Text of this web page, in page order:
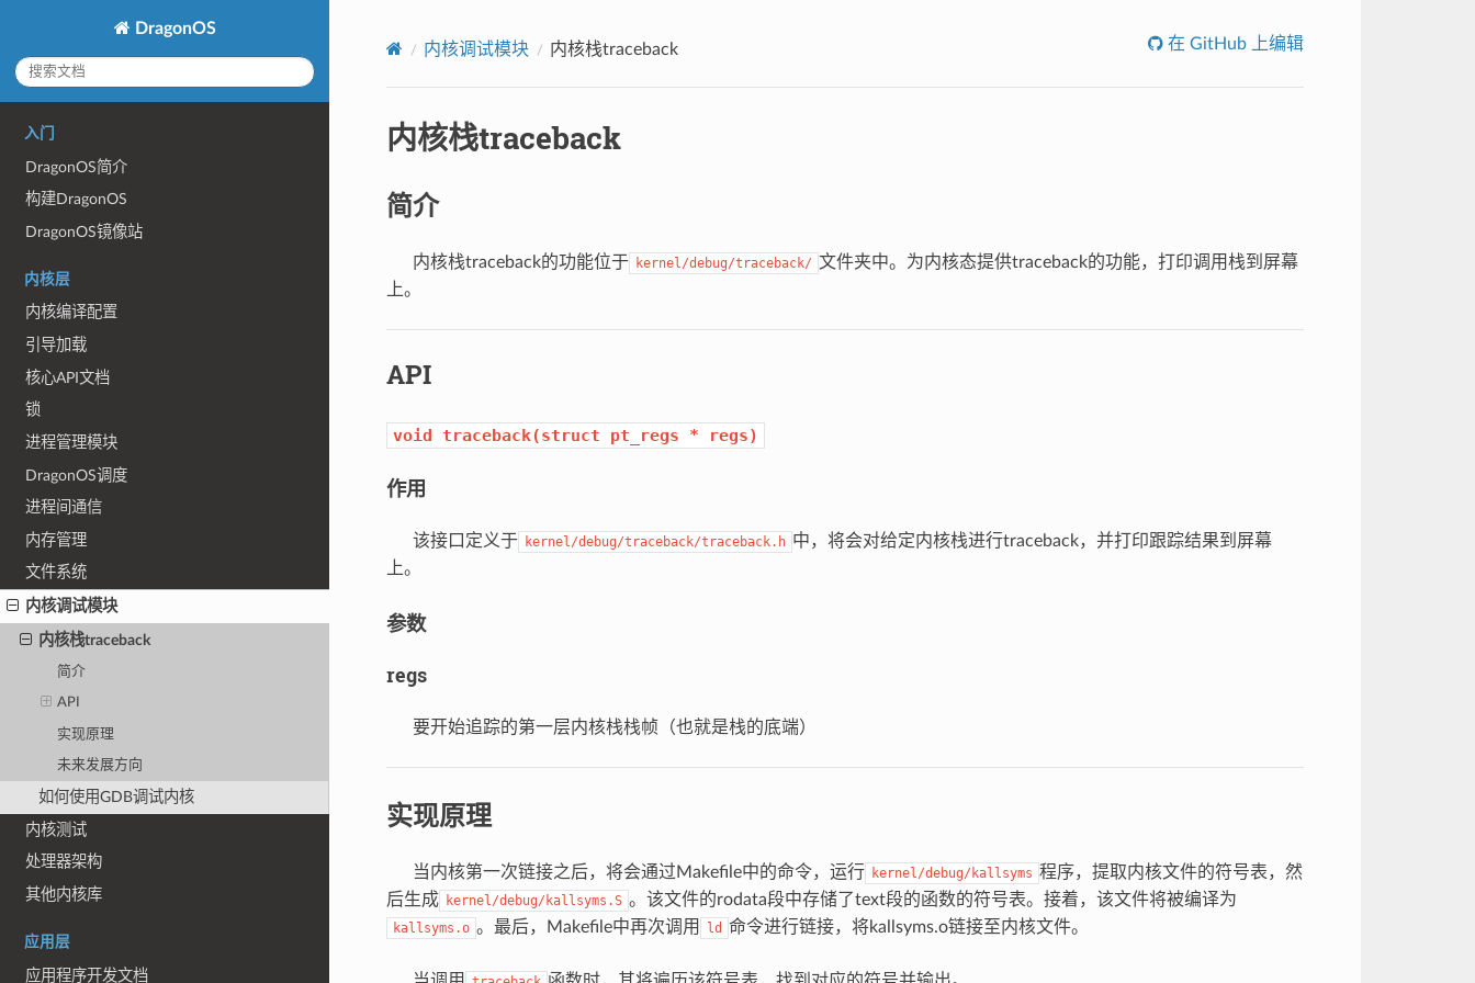
DragonOS
入门
DragonOS简介
构建DragonOS
DragonOS镜像站
内核层
内核编译配置
引导加载
核心API文档
锁
进程管理模块
DragonOS调度
进程间通信
内存管理
文件系统
内核调试模块
内核栈traceback
简介
API
实现原理
未来发展方向
如何使用GDB调试内核
内核测试
处理器架构
其他内核库
应用层
应用程序开发文档
内核调试模块 内核栈traceback 在 GitHub 上编辑
内核栈traceback
简介
内核栈traceback的功能位于 kernel/debug/traceback/ 文件夹中。为内核态提供traceback的功能，打印调用栈到屏幕
上。
API
void traceback(struct pt_regs * regs)
作用
该接口定义于 kernel/debug/traceback/traceback.h 中，将会对给定内核栈进行traceback，并打印跟踪结果到屏幕
上。
参数
regs
要开始追踪的第一层内核栈栈帧（也就是栈的底端）
实现原理
当内核第一次链接之后，将会通过Makefile中的命令，运行 kernel/debug/kallsyms 程序，提取内核文件的符号表，然
后生成 kernel/debug/kallsyms.S 。该文件的rodata段中存储了text段的函数的符号表。接着，该文件将被编译为
kallsyms.o 。最后，Makefile中再次调用 ld 命令进行链接，将kallsyms.o链接至内核文件。